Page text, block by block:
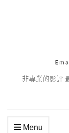
非專業的影評
Menu